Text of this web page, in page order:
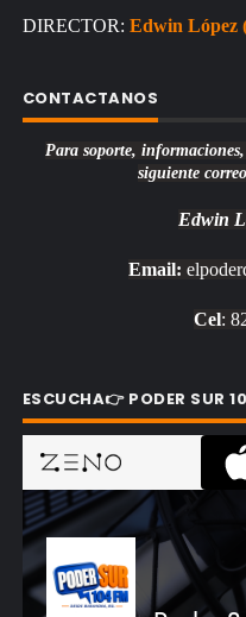
DIRECTOR: Edwin López
CONTACTANOS
Para soporte,
siguiente
Edwin
Email:
Cel:
ESCUCHA👉 PODER SUR